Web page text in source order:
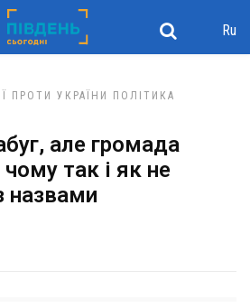
Ru
ПРОТИ УКРАЇНИ
ПОЛІТИКА
але громада
так і як не
назвами